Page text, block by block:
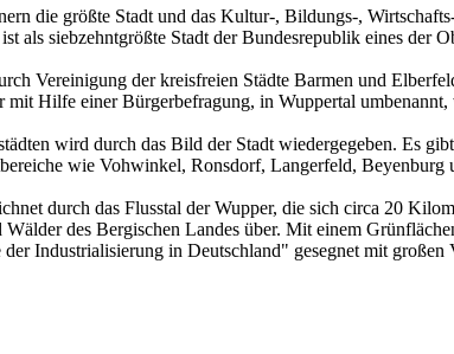
die größte Stadt und das Kultur-, Bildungs-,
als siebzehntgrößte Stadt der Bundesrepublik eines der
Vereinigung der kreisfreien Städte Barmen und
mit Hilfe einer Bürgerbefragung, in Wuppertal
wird durch das Bild der Stadt wiedergegeben. Es
wie Vohwinkel, Ronsdorf, Langerfeld,
durch das Flusstal der Wupper, die sich circa 20
des Bergischen Landes über. Mit einem
Industrialisierung in Deutschland" gesegnet mit